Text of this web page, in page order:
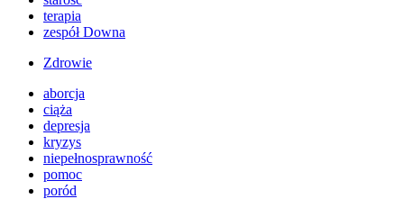
terapia
zespół Downa
Zdrowie
aborcja
ciąża
depresja
kryzys
niepełnosprawność
pomoc
poród